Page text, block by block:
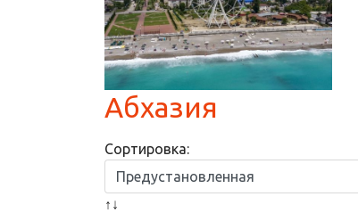
Абхазия
Сортировка:
↑↓